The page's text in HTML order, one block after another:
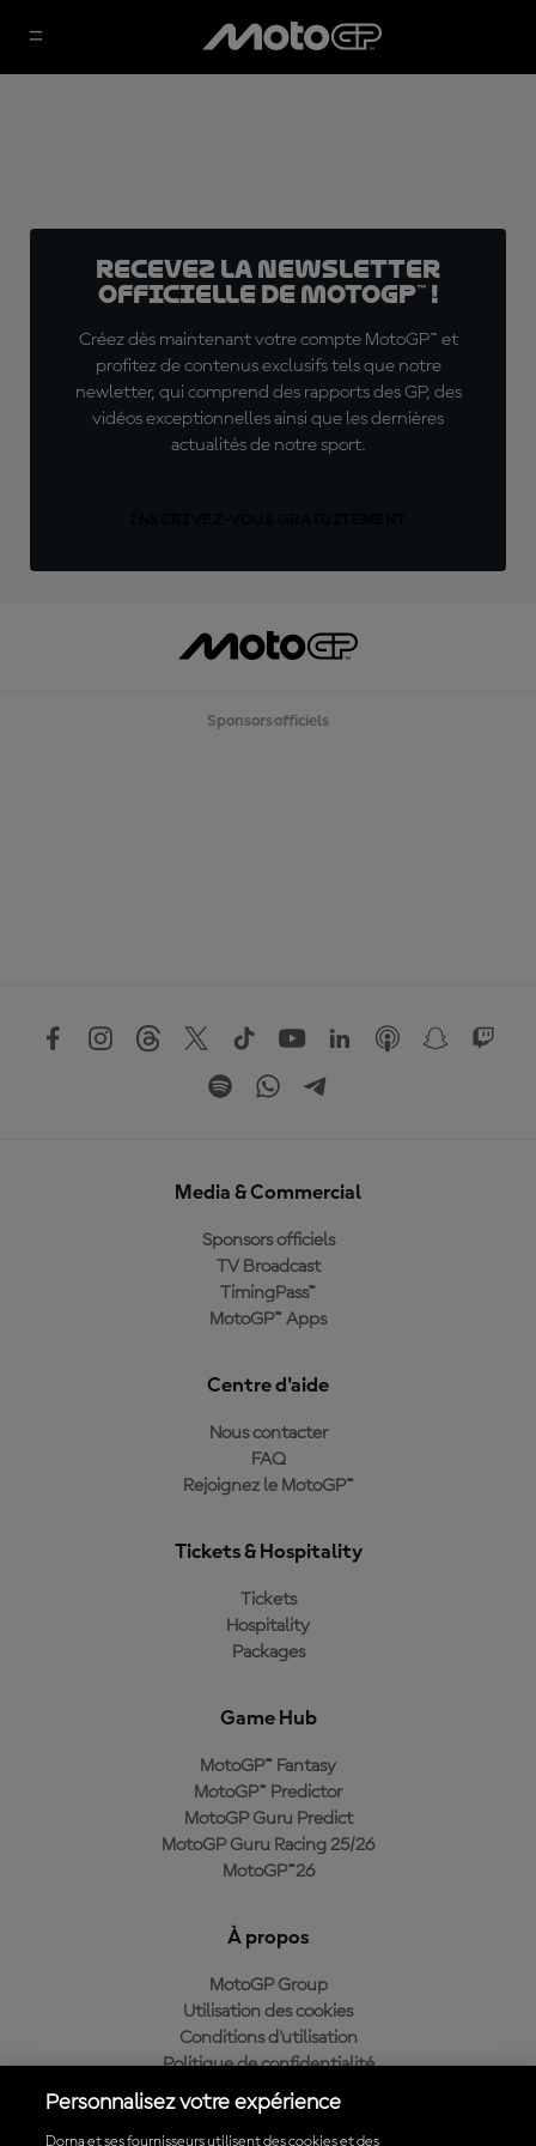
Recevez la Newsletter
officielle de MotoGP™ !
Créez dès maintenant votre compte MotoGP™ et
profitez de contenus exclusifs tels que notre
newletter, qui comprend des rapports des GP, des
vidéos exceptionnelles ainsi que les dernières
actualités de notre sport.
Sponsors officiels
Media & Commercial
Sponsors officiels
TV Broadcast
TimingPass™
MotoGP™ Apps
Centre d'aide
Nous contacter
FAQ
Rejoignez le MotoGP™
Tickets & Hospitality
Tickets
Hospitality
Packages
Game Hub
MotoGP™ Fantasy
MotoGP™ Predictor
MotoGP Guru Predict
MotoGP Guru Racing 25/26
MotoGP™26
À propos
MotoGP Group
Utilisation des cookies
Conditions d'utilisation
Politique de confidentialité
Politique d’achat
Personnalisez votre expérience
Dorna et ses fournisseurs utilisent des cookies et des